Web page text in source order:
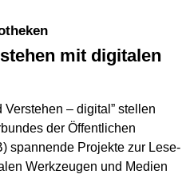
Verstehen – digital” stellen
der Öffentlichen
spannende Projekte zur Lese-
Werkzeugen und Medien